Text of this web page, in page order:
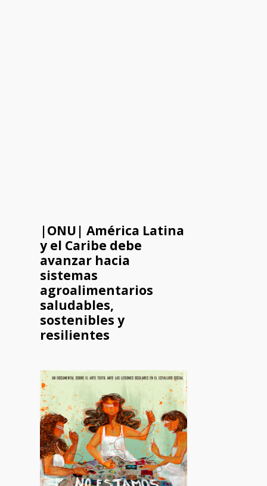
|ONU| América Latina
y el Caribe debe
avanzar hacia
sistemas
agroalimentarios
saludables,
sostenibles y
resilientes